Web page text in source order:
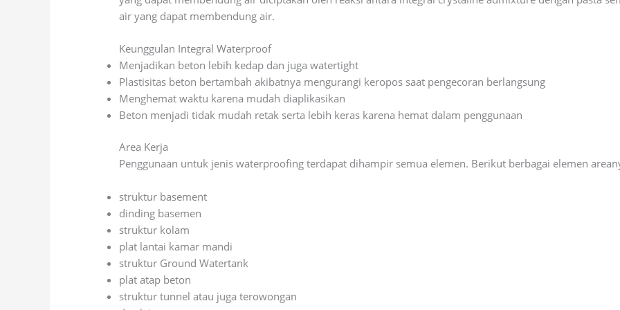
air yang dapat membendung air.
Keunggulan Integral Waterproof
Menjadikan beton lebih kedap dan juga watertight
Plastisitas beton bertambah akibatnya mengurangi keropos saat pengecoran berlangsung
Menghemat waktu karena mudah diaplikasikan
Beton menjadi tidak mudah retak serta lebih keras karena hemat dalam penggunaan
Area Kerja
Penggunaan untuk jenis waterproofing terdapat dihampir semua elemen. Berikut berbagai elemen
struktur basement
dinding basemen
struktur kolam
plat lantai kamar mandi
struktur Ground Watertank
plat atap beton
struktur tunnel atau juga terowongan